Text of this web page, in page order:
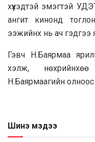
хүүхэдтэй эмэгтэй
ангит кинонд
ээжийнх нь ач гэдгээ
Гэвч Н.Баярмаа
хэлж,
Н.Баярмаагийн
Шинэ мэдээ